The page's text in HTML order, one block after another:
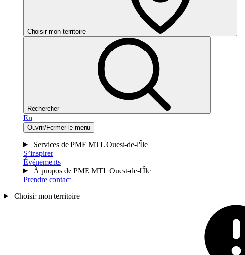
Choisir mon territoire
Rechercher
En
Ouvrir/Fermer le menu
Services de PME MTL Ouest-de-l'Île
S’inspirer
Événements
À propos de PME MTL Ouest-de-l'Île
Prendre contact
Choisir mon territoire